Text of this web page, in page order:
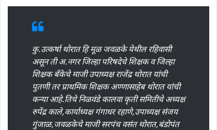
कु.उत्कर्षा थोरात हि मूळ जवळके येथील रहिवासी
असून ती अ.नगर जिल्हा परिषदेचे शिक्षक व जिल्हा
शिक्षक बँकेचे माजी उपाध्यक्ष राजेंद्र थोरात यांची
पुतणी तर प्राथमिक शिक्षक अण्णासाहेब थोरात यांची
कन्या आहे.तिचे निळवंडे कालवा कृती समितीचे अध्यक्ष
रुपेंद्र काले,कार्याध्यक्ष गंगाधर रहाणे,उपाध्यक्ष संजय
गुंजाळ,जवळकेचे माजी सरपंच वसंत थोरात,बंडोपंत